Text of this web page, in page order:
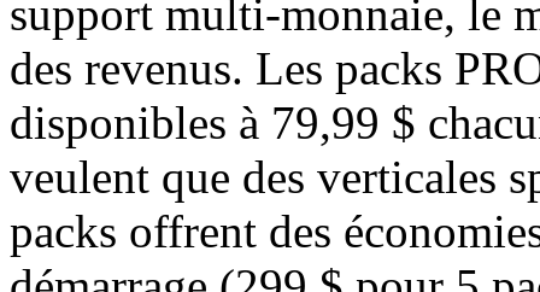
support multi-monnaie, le
des revenus. Les packs
disponibles à 79,99 $
veulent que des verticales
packs offrent des